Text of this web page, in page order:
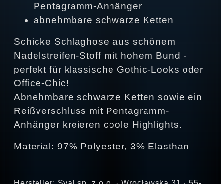
Pentagramm-Anhänger
abnehmbare schwarze Ketten
Schicke Schlaghose aus schönem
Nadelstreifen-Stoff mit hohem Bund -
perfekt für klassische Gothic-Looks oder
Office-Chic!
Abnehmbare schwarze Ketten sowie ein
Reißverschluss mit Pentagramm-
Anhänger kreieren coole Highlights.
Material: 97% Polyester, 3% Elasthan